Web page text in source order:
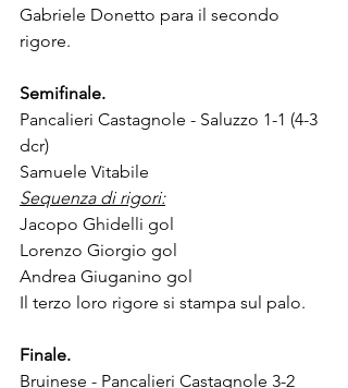
Gabriele Donetto para il secondo
rigore.
Semifinale.
Pancalieri Castagnole - Saluzzo 1-1 (4-3
dcr)
Samuele Vitabile
Sequenza di rigori:
Jacopo Ghidelli gol
Lorenzo Giorgio gol
Andrea Giuganino gol
Il terzo loro rigore si stampa sul palo.
Finale.
Bruinese - Pancalieri Castagnole 3-2